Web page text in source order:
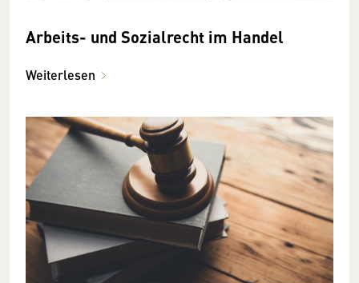
Arbeits- und Sozialrecht im Handel
Weiterlesen